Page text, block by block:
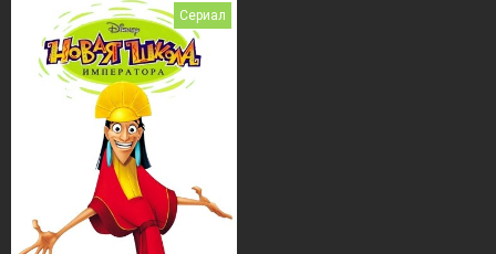
Сериал